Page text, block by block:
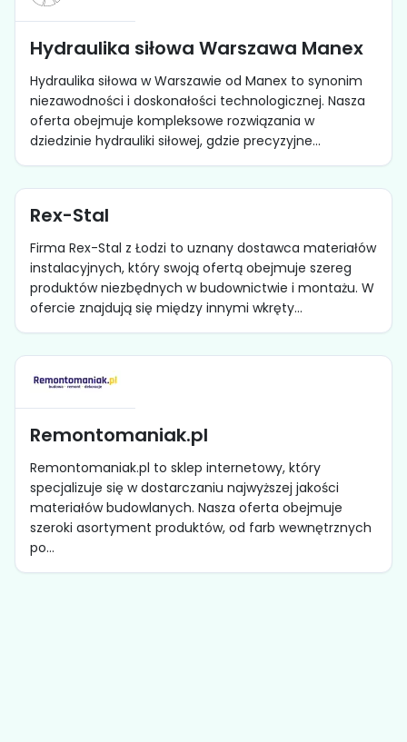
Hydraulika siłowa Warszawa Manex
Hydraulika siłowa w Warszawie od Manex to synonim
niezawodności i doskonałości technologicznej. Nasza
oferta obejmuje kompleksowe rozwiązania w
dziedzinie hydrauliki siłowej, gdzie precyzyjne...
Rex-Stal
Firma Rex-Stal z Łodzi to uznany dostawca materiałów
instalacyjnych, który swoją ofertą obejmuje szereg
produktów niezbędnych w budownictwie i montażu. W
ofercie znajdują się między innymi wkręty...
Remontomaniak.pl
Remontomaniak.pl to sklep internetowy, który
specjalizuje się w dostarczaniu najwyższej jakości
materiałów budowlanych. Nasza oferta obejmuje
szeroki asortyment produktów, od farb wewnętrznych
po...